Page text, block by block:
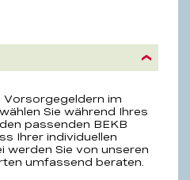
Fondssparplan
3
Vorsorgegeldern im
Sie während Ihres
passenden BEKB
Ihrer individuellen
werden Sie von unseren
umfassend beraten.